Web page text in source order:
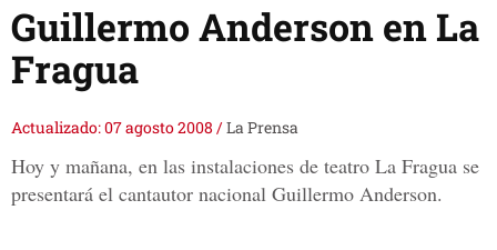
Guillermo Anderson en La
Fragua
Actualizado: 07 agosto 2008 /La Prensa
Hoy y mañana, en las instalaciones de teatro La Fragua se
presentará el cantautor nacional Guillermo Anderson.